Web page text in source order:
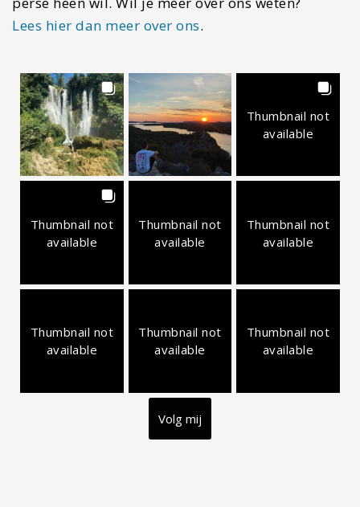
Lees hier dan meer over ons.
Thumbnail not
available
Thumbnail not
available
Thumbnail not
available
Thumbnail not
available
Thumbnail not
available
Thumbnail not
available
Thumbnail not
available
Volg mij